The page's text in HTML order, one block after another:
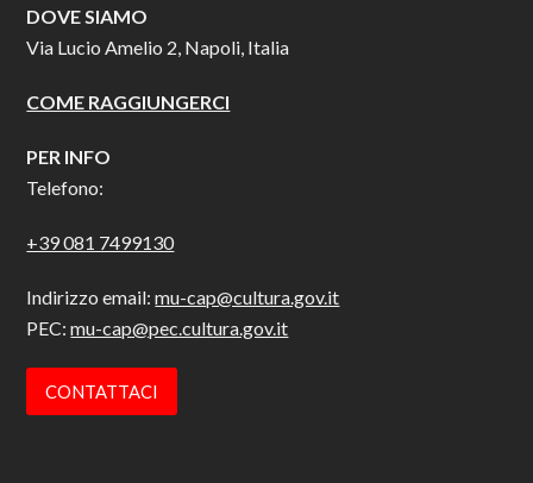
DOVE SIAMO
Via Lucio Amelio 2, Napoli, Italia
COME RAGGIUNGERCI
PER INFO
Telefono:
+39 081 7499130
Indirizzo email:mu-cap@cultura.gov.it
PEC:mu-cap@pec.cultura.gov.it
CONTATTACI